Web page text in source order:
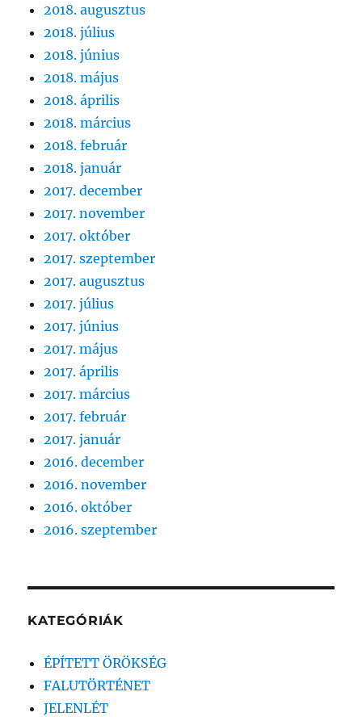
2018. augusztus
2018. július
2018. június
2018. május
2018. április
2018. március
2018. február
2018. január
2017. december
2017. november
2017. október
2017. szeptember
2017. augusztus
2017. július
2017. június
2017. május
2017. április
2017. március
2017. február
2017. január
2016. december
2016. november
2016. október
2016. szeptember
KATEGÓRIÁK
ÉPÍTETT ÖRÖKSÉG
FALUTÖRTÉNET
JELENLÉT